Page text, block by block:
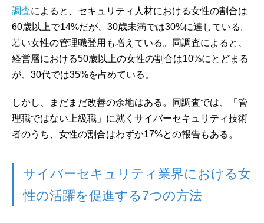
調査によると、セキュリティ人材における女性の割合は
60歳以上で14%だが、30歳未満では30%に達している。
若い女性の管理職登用も増えている。同調査によると、
経営層における50歳以上の女性の割合は10%にとどまる
が、30代では35%を占めている。
しかし、まだまだ改善の余地はある。同調査では、「管
理職ではない上級職」に就くサイバーセキュリティ技術
者のうち、女性の割合はわずか17%との報告もある。
サイバーセキュリティ業界における女
性の活躍を促進する7つの方法